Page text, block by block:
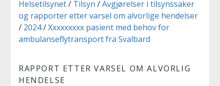
Du er her:
Helsetilsynet Tilsyn
Avgjørelser i tilsynssaker
og rapporter etter varsel om alvorlige hendelser
2024
Xxxxxxxxx pasient med behov for
ambulanseflytransport fra Svalbard
RAPPORT ETTER VARSEL OM ALVORLIG
HENDELSE